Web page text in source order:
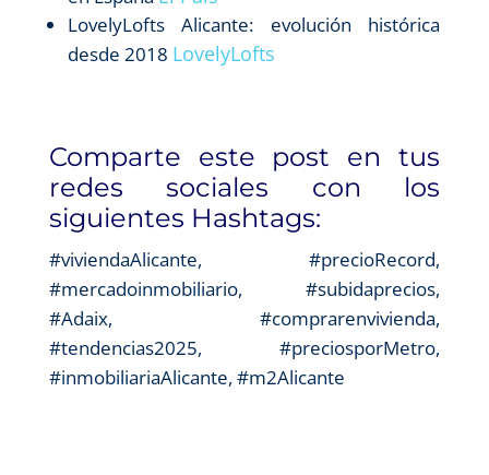
LovelyLofts Alicante: evolución histórica
desde 2018 LovelyLofts
Comparte este post en tus
redes sociales con los
siguientes Hashtags:
#viviendaAlicante, #precioRecord,
#mercadoinmobiliario, #subidaprecios,
#Adaix, #comprarenvivienda,
#tendencias2025, #preciosporMetro,
#inmobiliariaAlicante, #m2Alicante